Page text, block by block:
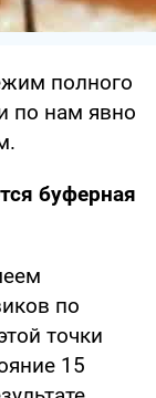
полного
по нам явно
буферная
по
точки
15